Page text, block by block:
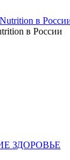
в России
ЗДОРОВЬЕ